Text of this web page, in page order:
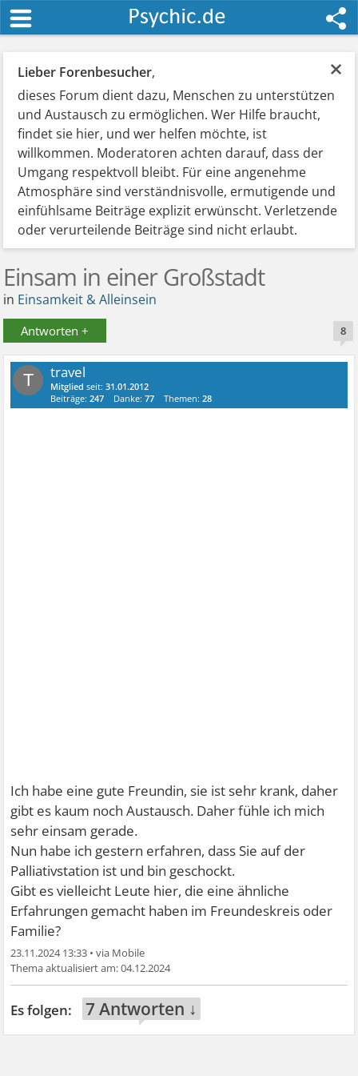
×
Lieber Forenbesucher,
dieses Forum dient dazu, Menschen zu unterstützen
und Austausch zu ermöglichen. Wer Hilfe braucht,
findet sie hier, und wer helfen möchte, ist
willkommen. Moderatoren achten darauf, dass der
Umgang respektvoll bleibt. Für eine angenehme
Atmosphäre sind verständnisvolle, ermutigende und
einfühlsame Beiträge explizit erwünscht. Verletzende
oder verurteilende Beiträge sind nicht erlaubt.
Einsam in einer Großstadt
in Einsamkeit & Alleinsein
Antworten + 8
T travel
Mitglied seit:31.01.2012
Beiträge:247 Danke:77 Themen:28
Ich habe eine gute Freundin, sie ist sehr krank, daher
gibt es kaum noch Austausch. Daher fühle ich mich
sehr einsam gerade.
Nun habe ich gestern erfahren, dass Sie auf der
Palliativstation ist und bin geschockt.
Gibt es vielleicht Leute hier, die eine ähnliche
Erfahrungen gemacht haben im Freundeskreis oder
Familie?
23.11.2024 13:33 •
04.12.2024
7 Antworten ↓